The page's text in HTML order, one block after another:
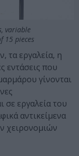
variable
15 pieces
τα εργαλεία, η
εντάσεις που
γίνονται
εργαλεία του
αντικείμενα
χειρονομιών